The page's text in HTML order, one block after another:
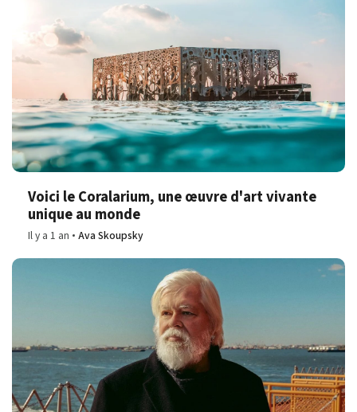
Voici le Coralarium, une œuvre d'art vivante
unique au monde
Il y a 1 an Ava Skoupsky